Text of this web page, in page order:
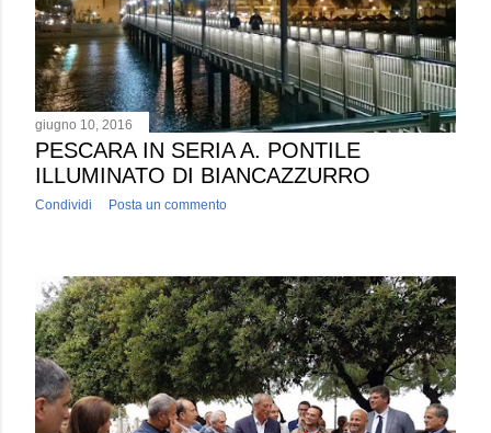
giugno 10, 2016
PESCARA IN SERIA A. PONTILE
ILLUMINATO DI BIANCAZZURRO
Condividi Posta un commento